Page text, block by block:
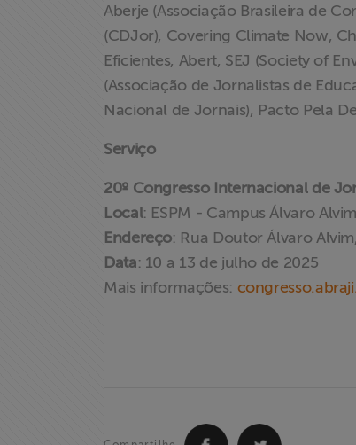
Aberje (Associação Brasileira de
(CDJor), Covering Climate Now,
Eficientes, Abert, SEJ (Society of
(Associação de Jornalistas de
Nacional de Jornais), Pacto Pela
Serviço
20º Congresso Internacional de
Local: ESPM - Campus Álvaro Alvim
Endereço: Rua Doutor Álvaro
Data: 10 a 13 de julho de 2025
Mais informações: